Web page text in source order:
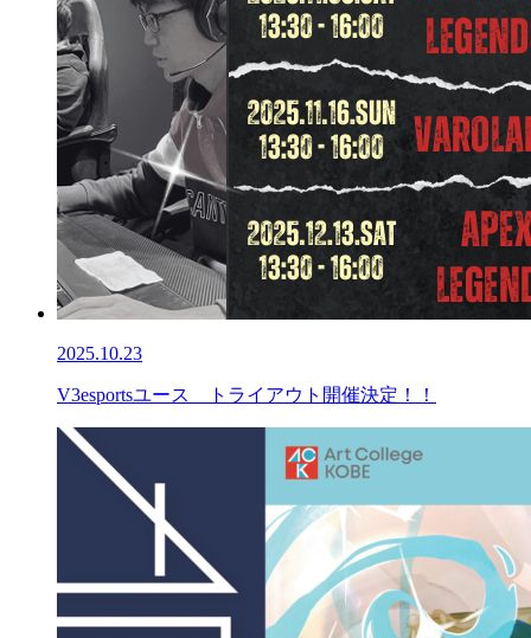
2025.10.23
V3esportsユース トライアウト開催決定！！